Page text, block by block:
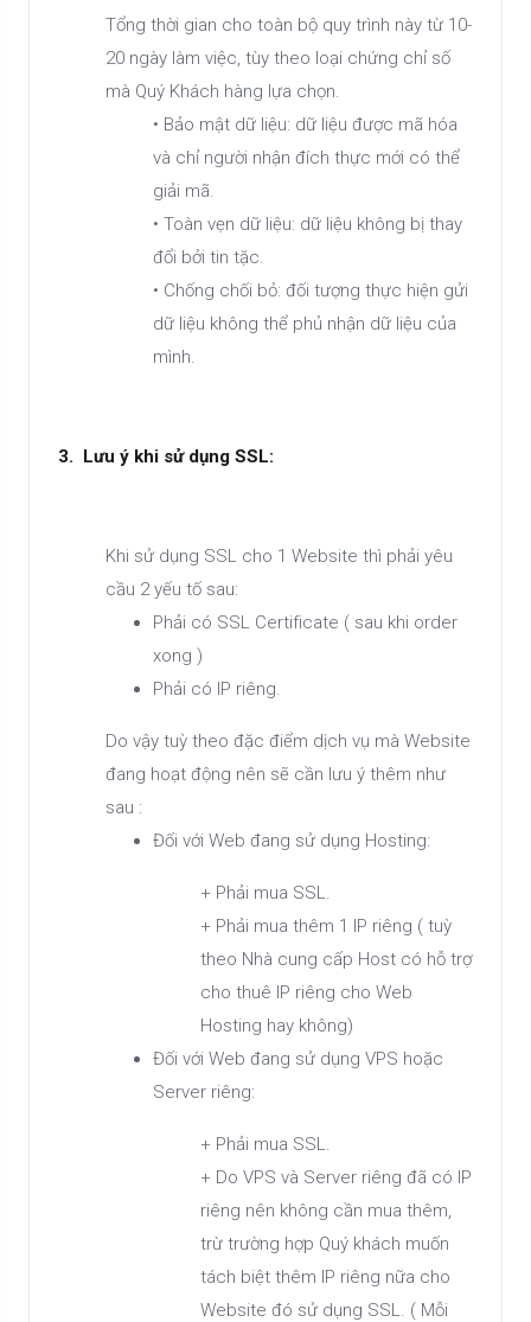
Tổng thời gian cho toàn bộ quy trình này từ 10-
20 ngày làm việc, tùy theo loại chứng chỉ số
mà Quý Khách hàng lựa chọn.
• Bảo mật dữ liệu: dữ liệu được mã hóa
và chỉ người nhận đích thực mới có thể
giải mã.
• Toàn vẹn dữ liệu: dữ liệu không bị thay
đổi bởi tin tặc.
• Chống chối bỏ: đối tượng thực hiện gửi
dữ liệu không thể phủ nhận dữ liệu của
mình.
3. Lưu ý khi sử dụng SSL:
Khi sử dụng SSL cho 1 Website thì phải yêu
cầu 2 yếu tố sau:
Phải có SSL Certificate ( sau khi order
xong )
Phải có IP riêng.
Do vậy tuỳ theo đặc điểm dịch vụ mà Website
đang hoạt động nên sẽ cần lưu ý thêm như
sau :
Đối với Web đang sử dụng Hosting:
+ Phải mua SSL.
+ Phải mua thêm 1 IP riêng ( tuỳ
theo Nhà cung cấp Host có hỗ trợ
cho thuê IP riêng cho Web
Hosting hay không)
Đối với Web đang sử dụng VPS hoặc
Server riêng:
+ Phải mua SSL.
+ Do VPS và Server riêng đã có IP
riêng nên không cần mua thêm,
trừ trường hợp Quý khách muốn
tách biệt thêm IP riêng nữa cho
Website đó sử dụng SSL. ( Mỗi